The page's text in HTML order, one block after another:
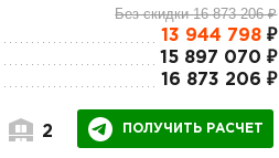
Без скидки 16 873 206 ₽
13 944 798 ₽
15 897 070 ₽
16 873 206 ₽
2 ПОЛУЧИТЬ РАСЧЕТ